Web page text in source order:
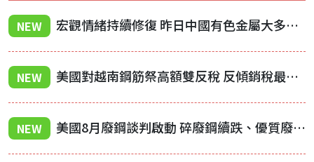
NEW 宏觀情緒持續修復 昨日中國有色金屬大多震盪收漲
NEW 美國對越南鋼筋祭高額雙反稅 反傾銷稅最高131.53%
NEW 美國8月廢鋼談判啟動 碎廢鋼續跌、優質廢鋼持穩